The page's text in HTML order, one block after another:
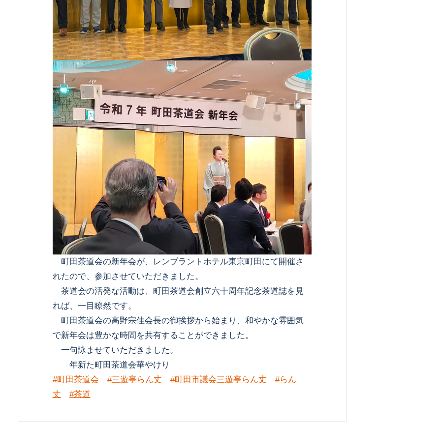
町田茶道会の新年会が、レンブラントホテル東京町田にて開催さ
れたので、参加させていただきました。
茶道会の活発な活動は、町田茶道会創立六十周年記念茶道誌を見
れば、一目瞭然です。
町田茶道会の高野宗佳会長の御挨拶から始まり、和やかな雰囲気
で新年会は豊かな時間を共有することができました。
一句詠ませていただきました。
年新た町田茶道会華やけり
#町田茶道会
#三遊亭らん丈 #町田市議会三遊亭らん丈
#らん
丈
#茶道